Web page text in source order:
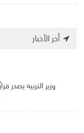
أخر الأخبار
وزير التربية يصدر